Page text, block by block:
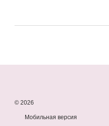
© 2026
Мобильная версия